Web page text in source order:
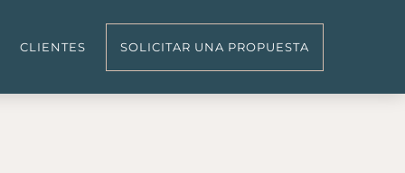
CLIENTES SOLICITAR UNA PROPUESTA